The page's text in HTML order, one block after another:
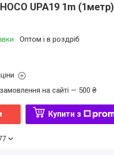
UPA19 1m (1метр)
Оптом і в роздріб
на сайті — 500 ₴
Купити з